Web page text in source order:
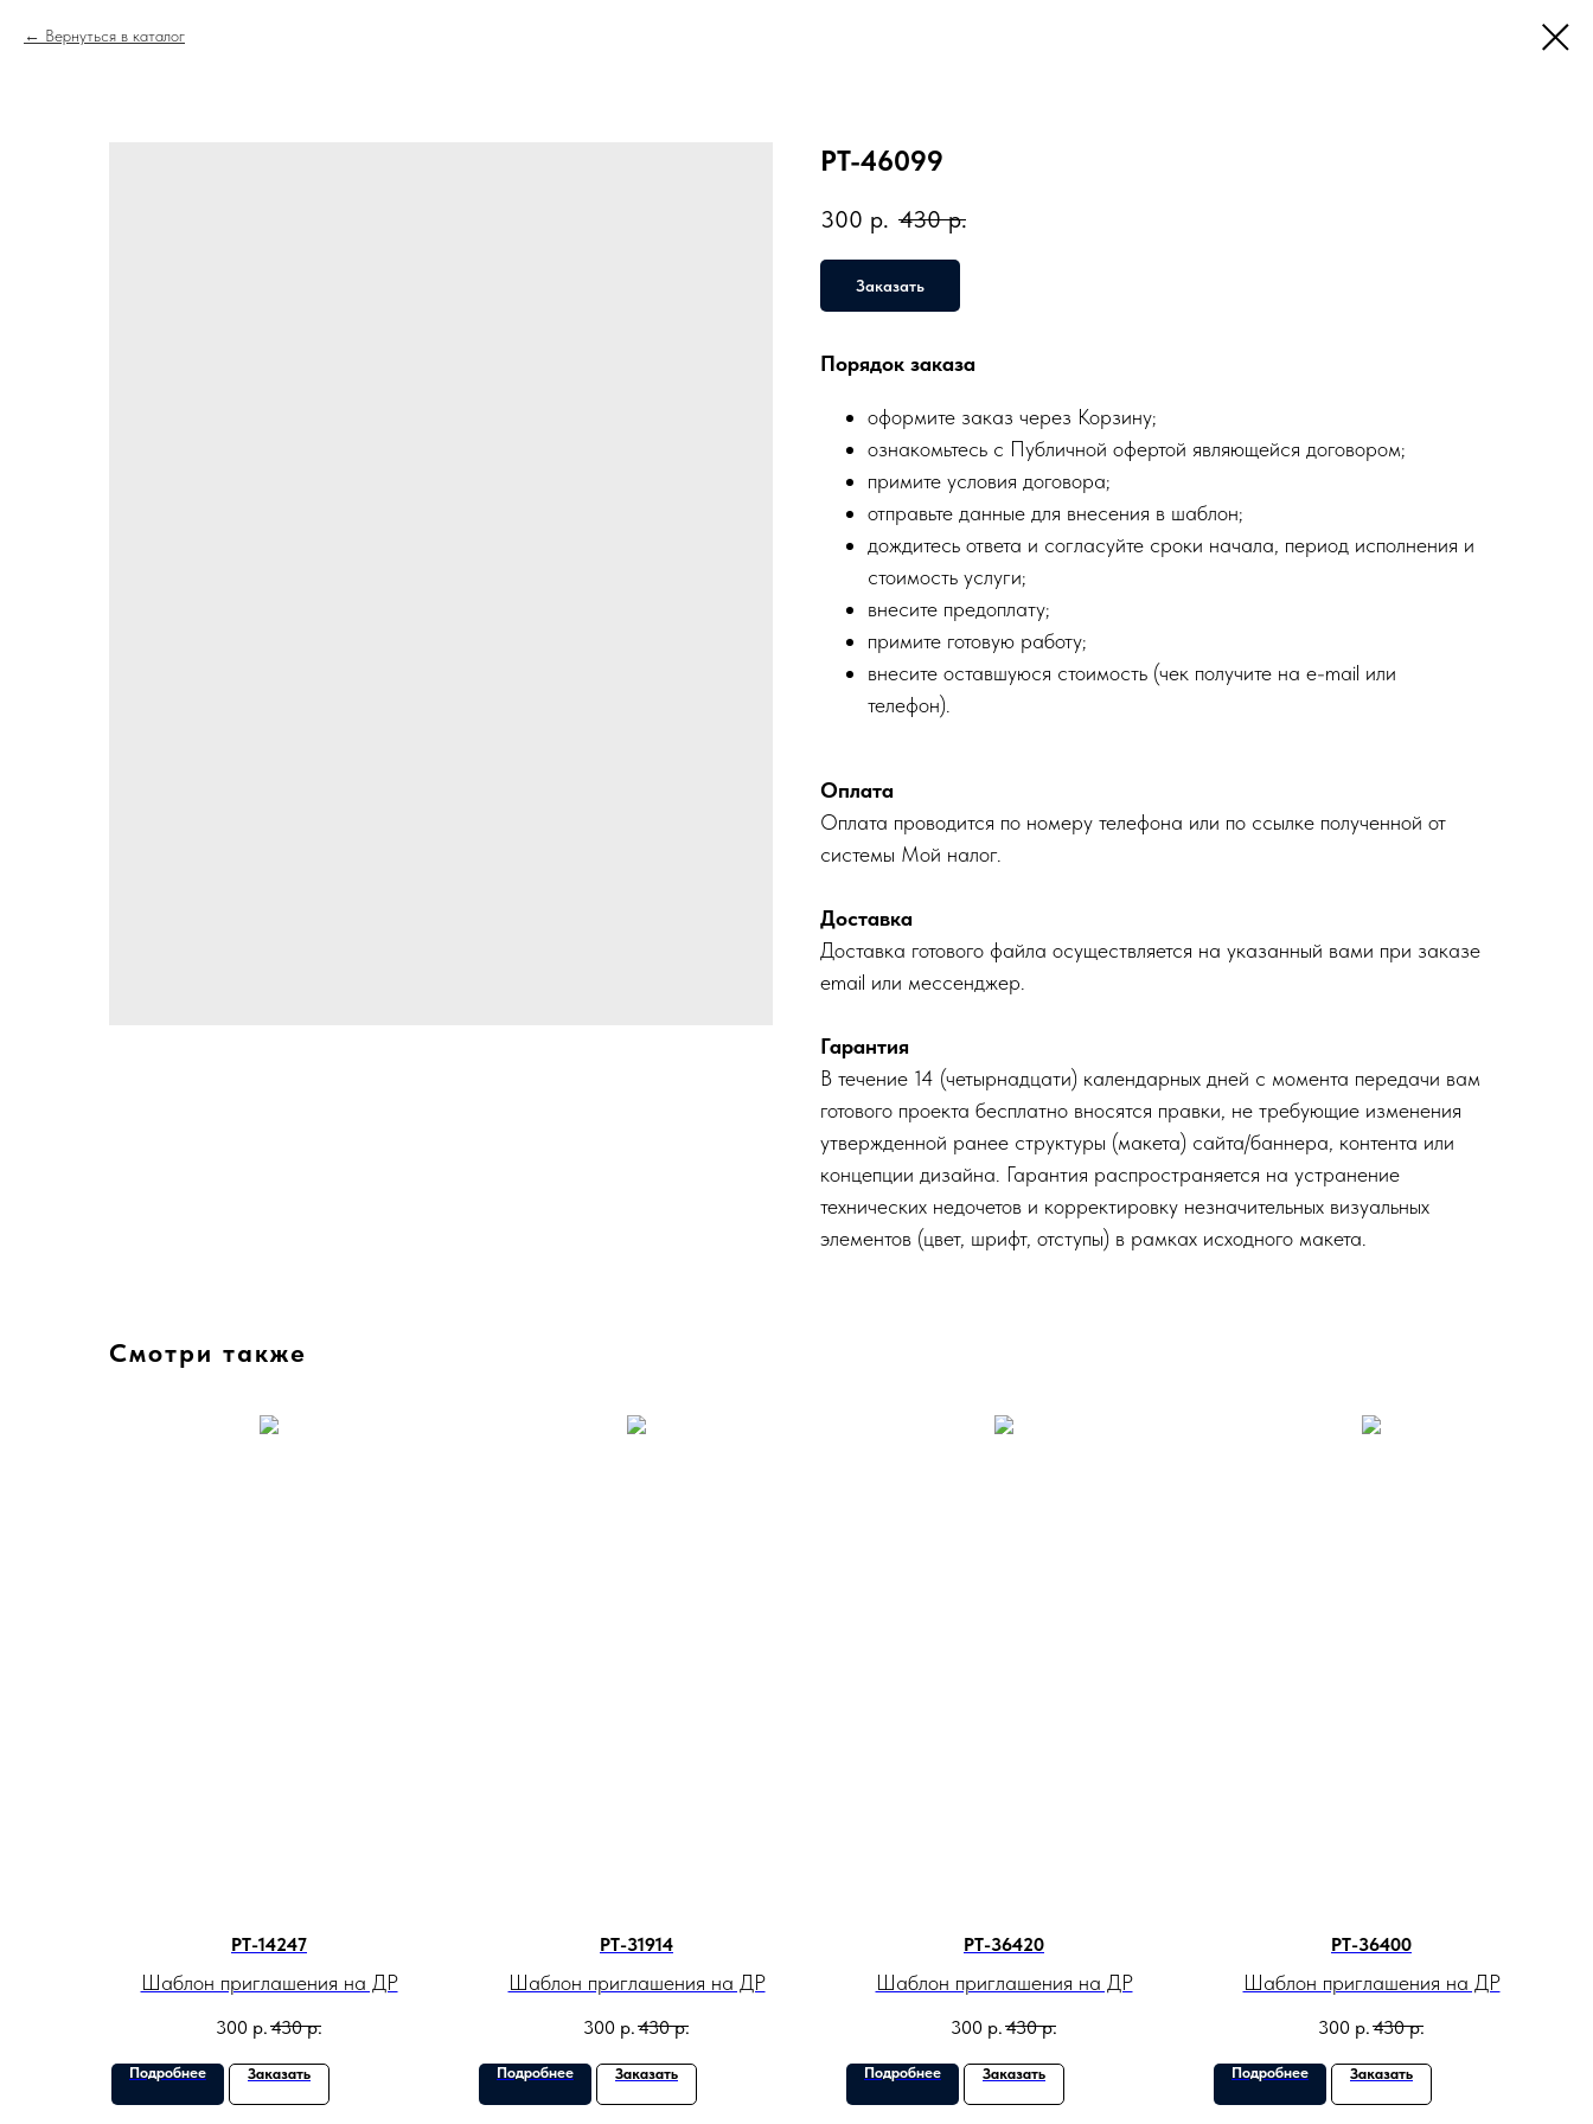
Вернуться в каталог
PT-46099
300 р. 430 р.
Заказать
Порядок заказа
оформите заказ через Корзину;
ознакомьтесь с Публичной офертой являющейся договором;
примите условия договора;
отправьте данные для внесения в шаблон;
дождитесь ответа и согласуйте сроки начала, период исполнения и
стоимость услуги;
внесите предоплату;
примите готовую работу;
внесите оставшуюся стоимость (чек получите на e-mail или
телефон).
Оплата
Оплата проводится по номеру телефона или по ссылке полученной от
системы Мой налог.
Доставка
Доставка готового файла осуществляется на указанный вами при заказе
email или мессенджер.
Гарантия
В течение 14 (четырнадцати) календарных дней с момента передачи вам
готового проекта бесплатно вносятся правки, не требующие изменения
утвержденной ранее структуры (макета) сайта/баннера, контента или
концепции дизайна. Гарантия распространяется на устранение
технических недочетов и корректировку незначительных визуальных
элементов (цвет, шрифт, отступы) в рамках исходного макета.
Смотри также
PT-14247
Шаблон приглашения на ДР
300 р. 430 р.
Подробнее Заказать
PT-31914
Шаблон приглашения на ДР
300 р. 430 р.
Подробнее Заказать
PT-36420
Шаблон приглашения на ДР
300 р. 430 р.
Подробнее Заказать
PT-36400
Шаблон приглашения на ДР
300 р. 430 р.
Подробнее Заказать